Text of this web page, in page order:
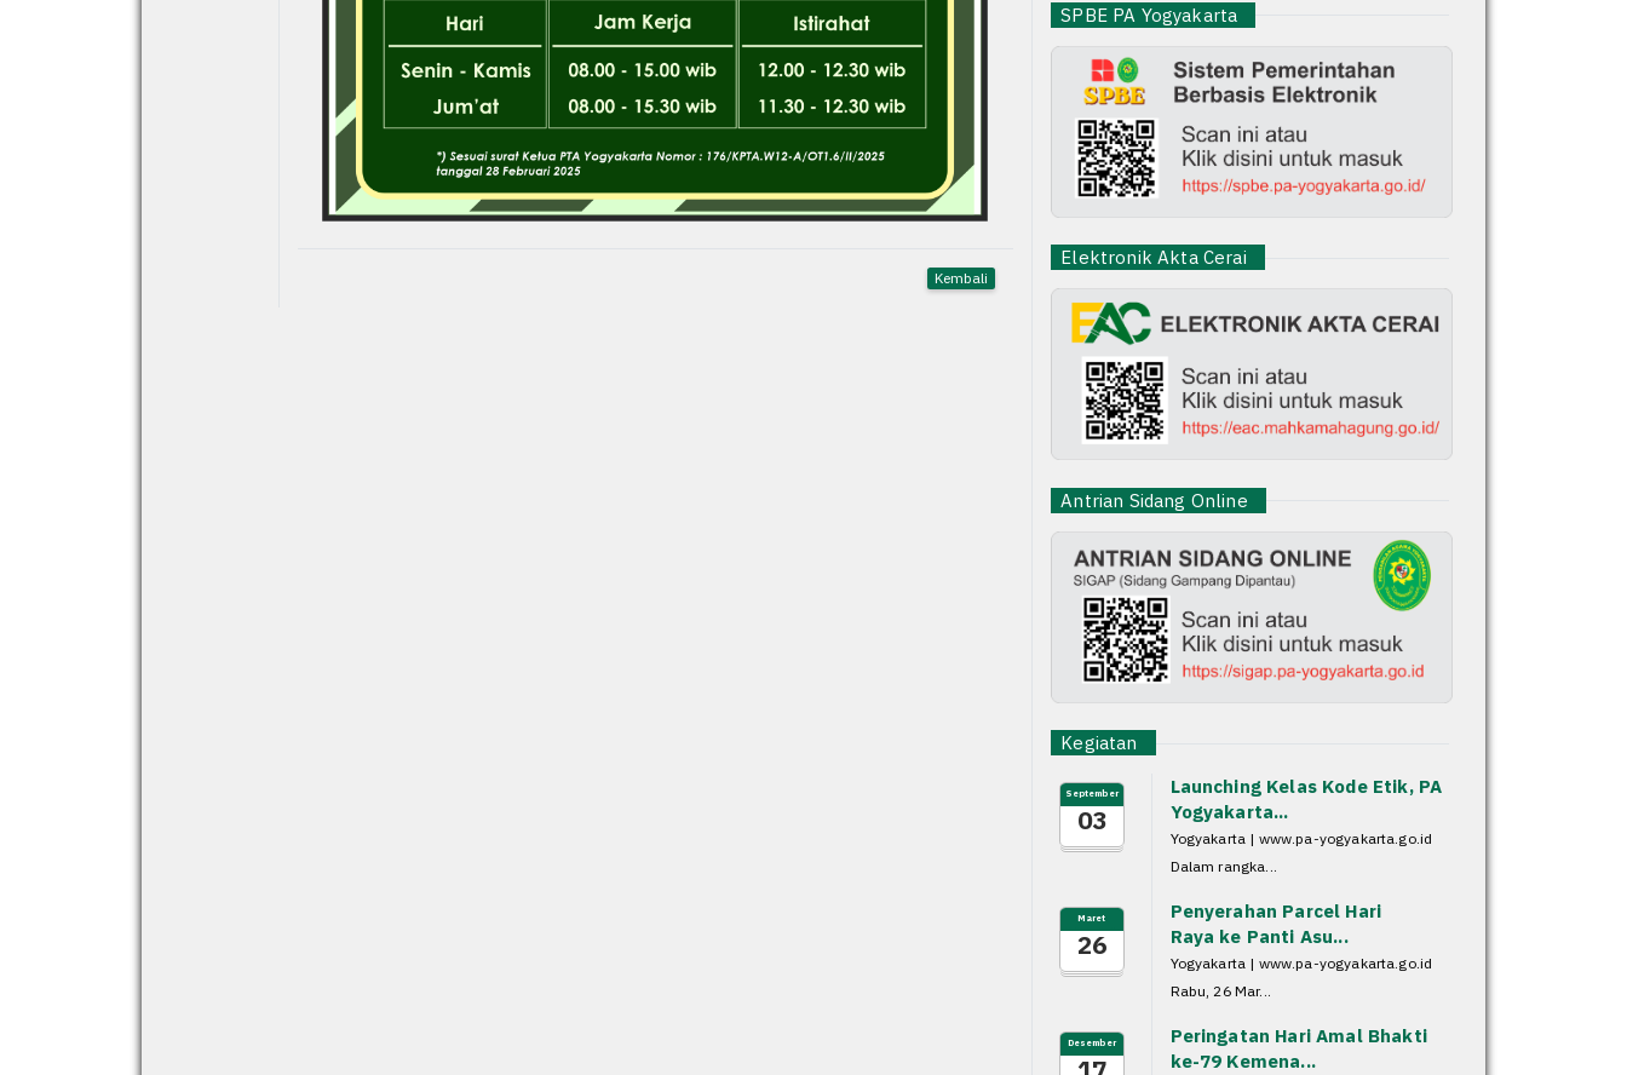
Kembali
SPBE PA Yogyakarta
Elektronik Akta Cerai
Antrian Sidang Online
Kegiatan
September
03
Launching Kelas Kode Etik, PA
Yogyakarta...
Yogyakarta | www.pa-yogyakarta.go.id
Dalam rangka...
Maret
26
Penyerahan Parcel Hari
Raya ke Panti Asu...
Yogyakarta | www.pa-yogyakarta.go.id
Rabu, 26 Mar...
Desember
Peringatan Hari Amal Bhakti
ke-79 Kemena...